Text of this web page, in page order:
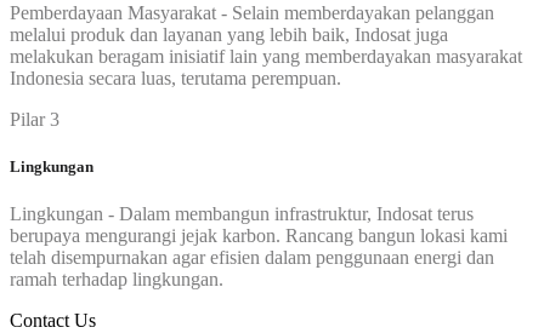
Pemberdayaan Masyarakat - Selain memberdayakan pelanggan
melalui produk dan layanan yang lebih baik, Indosat juga
melakukan beragam inisiatif lain yang memberdayakan masyarakat
Indonesia secara luas, terutama perempuan.
Pilar 3
Lingkungan
Lingkungan - Dalam membangun infrastruktur, Indosat terus
berupaya mengurangi jejak karbon. Rancang bangun lokasi kami
telah disempurnakan agar efisien dalam penggunaan energi dan
ramah terhadap lingkungan.
Contact Us